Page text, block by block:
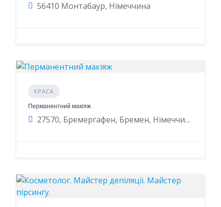
56410 Монтабаур, Німеччина
КРАСА
Перманентний макіяж
27570, Бремергафен, Бремен, Німеччина